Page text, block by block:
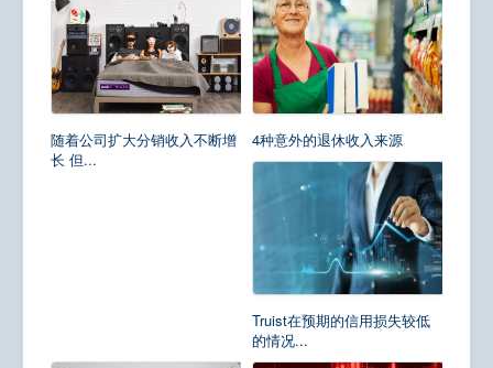
随着公司扩大分销收入不断增
长 但...
4种意外的退休收入来源
Truist在预期的信用损失较低
的情况...